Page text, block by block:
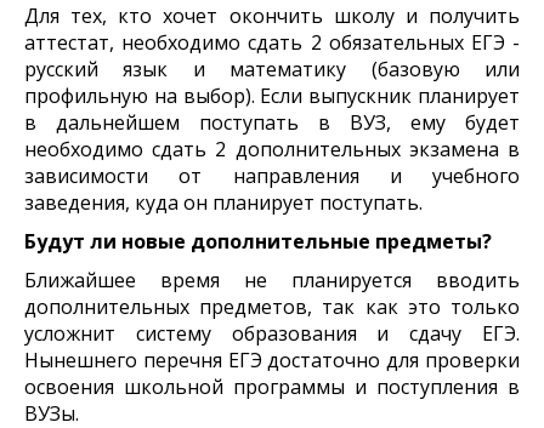
Для тех, кто хочет окончить школу и получить
аттестат, необходимо сдать 2 обязательных ЕГЭ -
русский язык и математику (базовую или
профильную на выбор). Если выпускник планирует
в дальнейшем поступать в ВУЗ, ему будет
необходимо сдать 2 дополнительных экзамена в
зависимости от направления и учебного
заведения, куда он планирует поступать.
Будут ли новые дополнительные предметы?
Ближайшее время не планируется вводить
дополнительных предметов, так как это только
усложнит систему образования и сдачу ЕГЭ.
Нынешнего перечня ЕГЭ достаточно для проверки
освоения школьной программы и поступления в
ВУЗы.